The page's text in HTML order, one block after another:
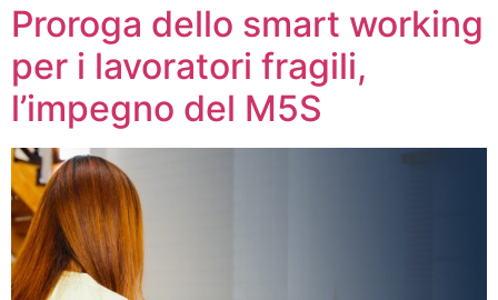
Proroga dello smart working
per i lavoratori fragili,
l’impegno del M5S